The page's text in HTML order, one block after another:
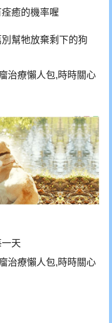
癒的機率喔
幫牠放棄剩下的狗
天